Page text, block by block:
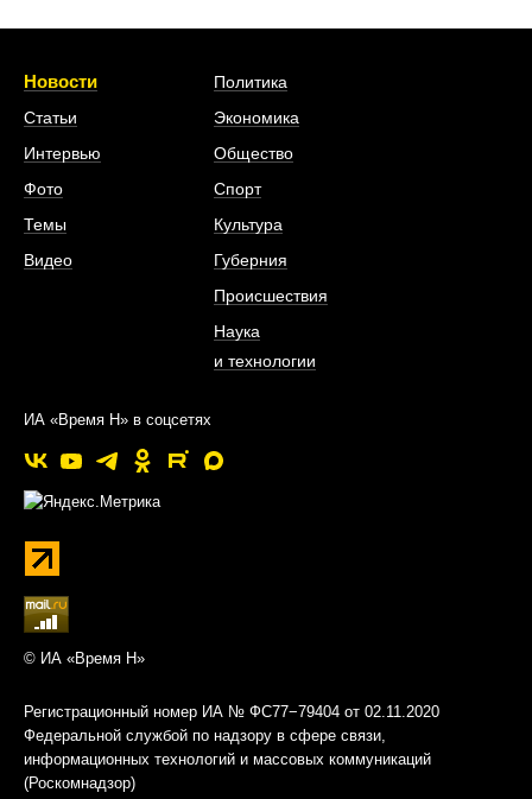
Новости
Статьи
Интервью
Фото
Темы
Видео
Политика
Экономика
Общество
Спорт
Культура
Губерния
Происшествия
Наука
и технологии
ИА «Время Н» в соцсетях
© ИА «Время Н»
Регистрационный номер ИА № ФС77−79404 от 02.11.2020
Федеральной службой по надзору в сфере связи,
информационных технологий и массовых коммуникаций
(Роскомнадзор)